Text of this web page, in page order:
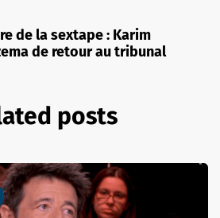
de la sextape : Karim
de retour au tribunal
posts